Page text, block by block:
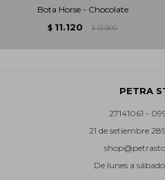
Bota Horse - Chocolate
$ 11.120 $ 13.900
PETRA
27141061 -
21 de setiembre
De lunes a